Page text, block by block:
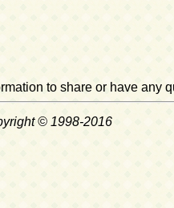
to share or have
© 1998-2016